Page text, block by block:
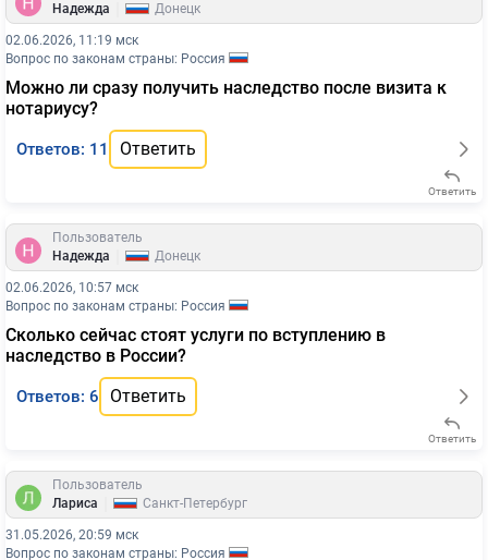
Надежда
Донецк
02.06.2026, 11:19 мск
Вопрос по законам страны: Россия
Можно ли сразу получить наследство после визита к
нотариусу?
Ответов: 11 Ответить
Ответить
Пользователь
Надежда
Донецк
02.06.2026, 10:57 мск
Вопрос по законам страны: Россия
Сколько сейчас стоят услуги по вступлению в
наследство в России?
Ответов: 6 Ответить
Ответить
Пользователь
Лариса
Санкт-Петербург
31.05.2026, 20:59 мск
Вопрос по законам страны: Россия